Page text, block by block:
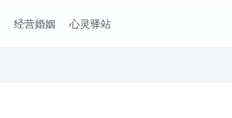
经营婚姻 心灵驿站